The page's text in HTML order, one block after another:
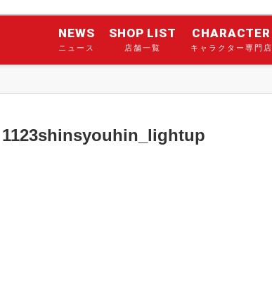
NEWS
ニュース
SHOP LIST
店舗一覧
CHARACTER
キャラクター専門店
1123shinsyouhin_lightup